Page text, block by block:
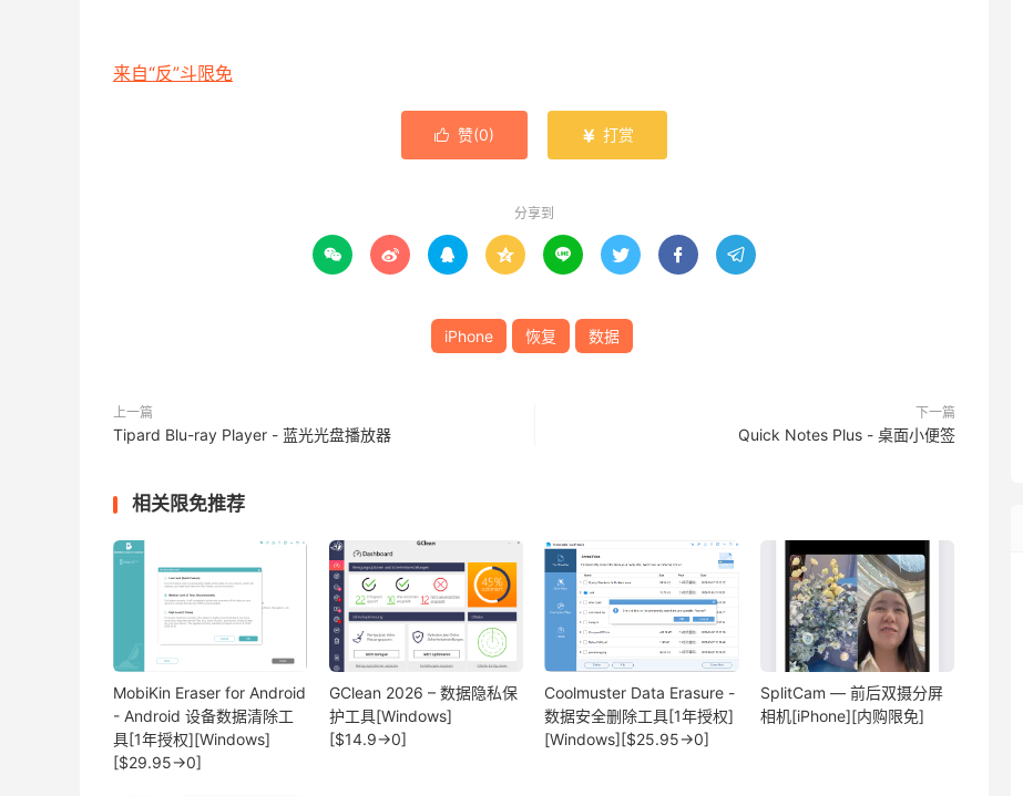
来自“反”斗限免
 赞(0)  打赏
分享到
       
iPhone 恢复 数据
上一篇
Tipard Blu-ray Player - 蓝光光盘播放器
下一篇
Quick Notes Plus - 桌面小便签
相关限免推荐
MobiKin Eraser for Android
- Android 设备数据清除工
具[1年授权][Windows]
[$29.95→0]
GClean 2026 – 数据隐私保
护工具[Windows]
[$14.9→0]
Coolmuster Data Erasure -
数据安全删除工具[1年授权]
[Windows][$25.95→0]
SplitCam — 前后双摄分屏
相机[iPhone][内购限免]